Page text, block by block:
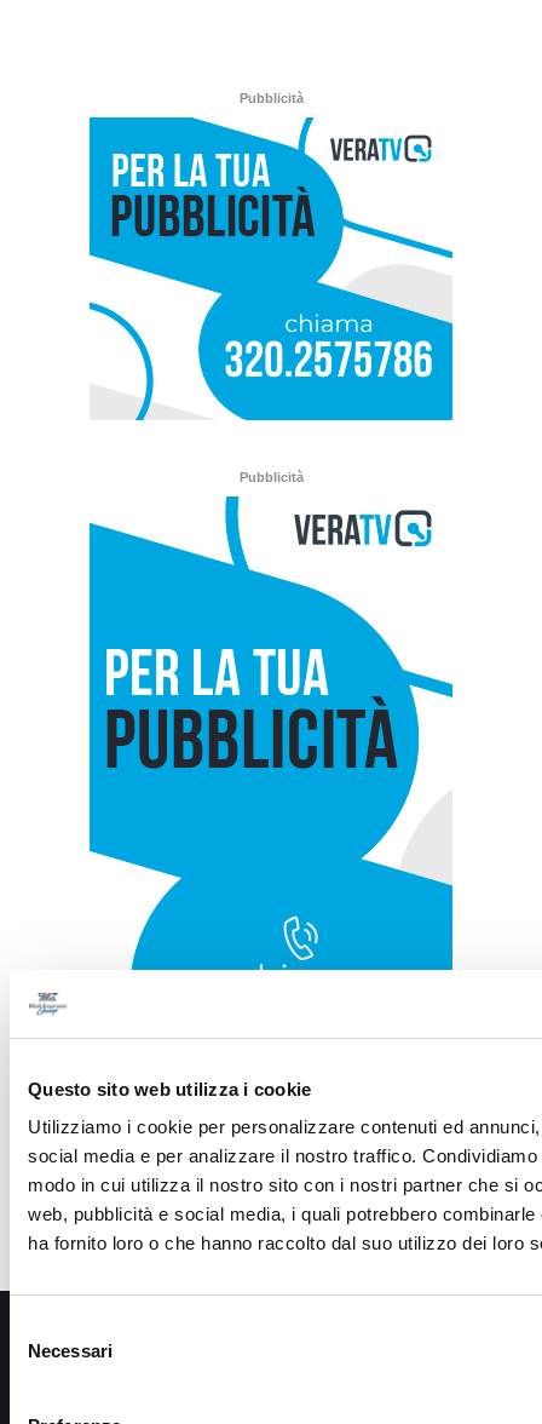
Questo sito web utilizza i cookie
Utilizziamo i cookie per personalizzare contenuti ed
social media e per analizzare il nostro traffico.
modo in cui utilizza il nostro sito con i nostri partner che si
web, pubblicità e social media, i quali potrebbero
ha fornito loro o che hanno raccolto dal suo utilizzo dei loro
delNecessari
Pubblicità
Pubblicità